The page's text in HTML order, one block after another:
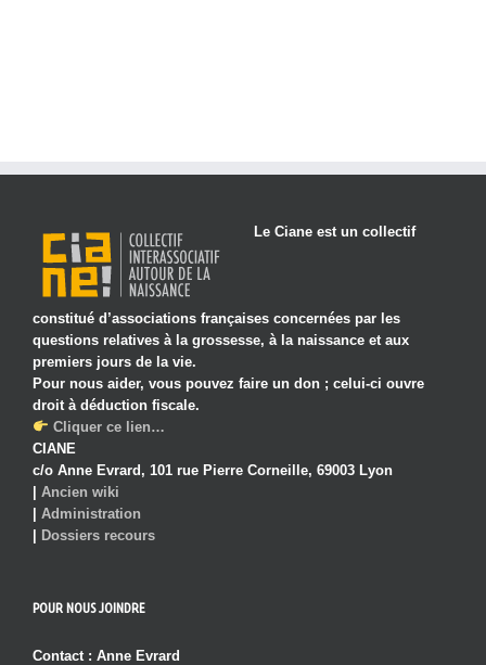
Le Ciane est un collectif
constitué d’associations françaises concernées par les
questions relatives à la grossesse, à la naissance et aux
premiers jours de la vie.
Pour nous aider, vous pouvez faire un don ; celui-ci ouvre
droit à déduction fiscale.
Cliquer ce lien…
CIANE
c/o Anne Evrard, 101 rue Pierre Corneille, 69003 Lyon
Ancien wiki
Administration
Dossiers recours
POUR NOUS JOINDRE
Contact : Anne Evrard